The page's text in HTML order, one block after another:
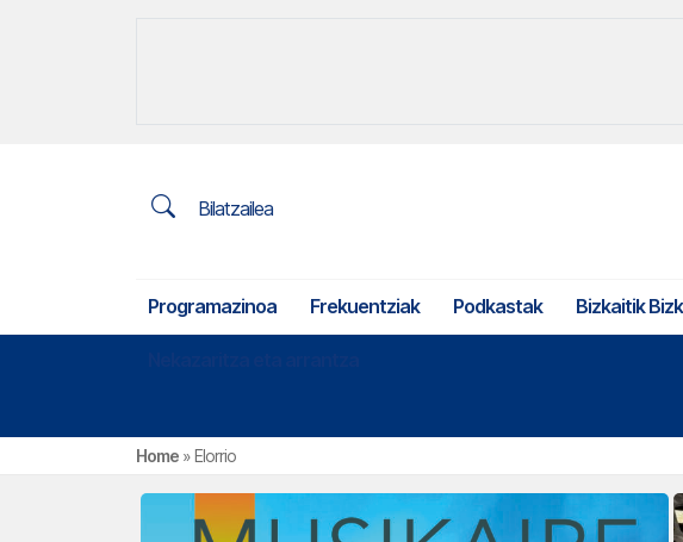
Bilatzailea
Programazinoa Frekuentziak Podkastak Bizkaitik
Home »Elorrio